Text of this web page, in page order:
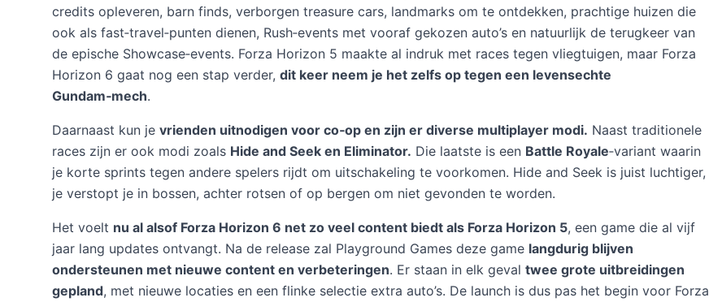
credits opleveren, barn finds, verborgen treasure cars, landmarks om te ontdekken, prachtige huizen die
ook als fast‑travel‑punten dienen, Rush‑events met vooraf gekozen auto’s en natuurlijk de terugkeer van
de epische Showcase‑events. Forza Horizon 5 maakte al indruk met races tegen vliegtuigen, maar Forza
Horizon 6 gaat nog een stap verder, dit keer neem je het zelfs op tegen een levensechte
Gundam‑mech.
Daarnaast kun je vrienden uitnodigen voor co‑op en zijn er diverse multiplayer modi. Naast traditionele
races zijn er ook modi zoals Hide and Seek en Eliminator. Die laatste is een Battle Royale‑variant waarin
je korte sprints tegen andere spelers rijdt om uitschakeling te voorkomen. Hide and Seek is juist luchtiger,
je verstopt je in bossen, achter rotsen of op bergen om niet gevonden te worden.
Het voelt nu al alsof Forza Horizon 6 net zo veel content biedt als Forza Horizon 5, een game die al vijf
jaar lang updates ontvangt. Na de release zal Playground Games deze game langdurig blijven
ondersteunen met nieuwe content en verbeteringen. Er staan in elk geval twee grote uitbreidingen
gepland, met nieuwe locaties en een flinke selectie extra auto’s. De launch is dus pas het begin voor Forza